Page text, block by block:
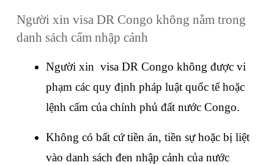
Người xin visa DR Congo không nằm trong
danh sách cấm nhập cảnh
Người xin  visa DR Congo không được vi
phạm các quy định pháp luật quốc tế hoặc
lệnh cấm của chính phủ đất nước Congo.
Không có bất cứ tiền án, tiền sự hoặc bị liệt
vào danh sách đen nhập cảnh của nước